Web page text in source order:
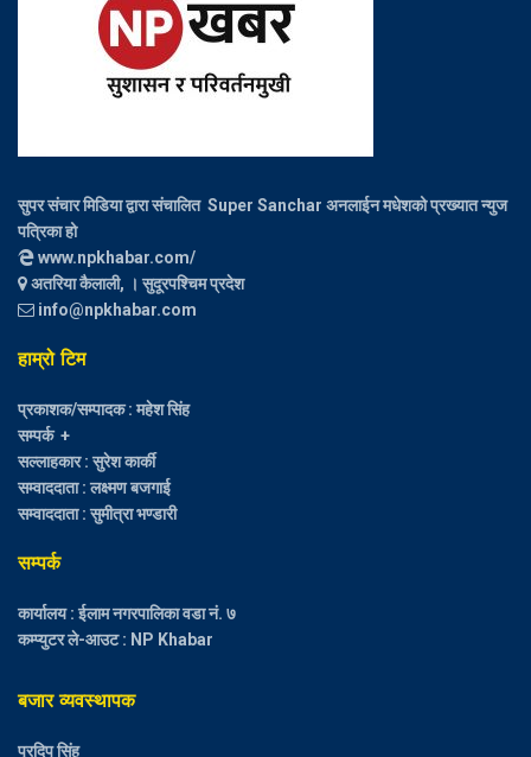
सुपर संचार मिडिया द्वारा संचालित Super Sanchar अनलाईन मधेशको प्रख्यात न्युज
पत्रिका हो
www.npkhabar.com/
अतरिया कैलाली, । सुदूरपश्चिम प्रदेश
info@npkhabar.com
हाम्रो टिम
प्रकाशक/सम्पादक : महेश सिंह
सम्पर्क +
सल्लाहकार : सुरेश कार्की
सम्वाददाता : लक्ष्मण बजगाई
सम्वाददाता : सुमीत्रा भण्डारी
सम्पर्क
कार्यालय : ईलाम नगरपालिका वडा नं. ७
कम्प्युटर ले-आउट : NP Khabar
बजार व्यवस्थापक
प्रदिप सिंह